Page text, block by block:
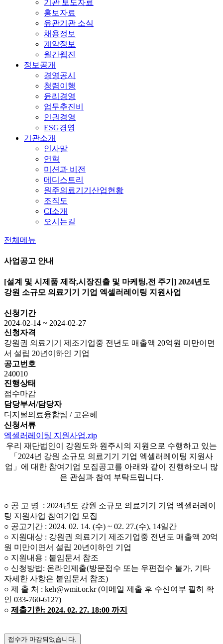
기관 보도자료
홍보자료
유관기관 소식
채용정보
계약정보
월간웹진
정보공개
경영공시
청렴이행
윤리경영
업무추진비
인권경영
ESG경영
기관소개
인사말
연혁
미션과 비전
메디스트리
원주의료기기산업현황
조직도
CI소개
오시는길
전체메뉴
사업공고 안내
[설계 및 시제품 제작,시장진출 및 마케팅,전 주기] 2024년도
강원 소규모 의료기기 기업 엑셀러레이팅 지원사업
신청기간
2024-02-14 ~ 2024-02-27
신청자격
강원권 의료기기 제조기업중 전년도 매출액 20억원 미만이면
서 설립 20년이하인 기업
공고번호
240010
진행상태
접수마감
담당부서/담당자
디지털의료융합팀 / 고은혜
신청서류
엑셀러레이팅 지원사업.zip
우리 재단법인이 강원도와 원주시의 지원으로 수행하고 있는
「2024년 강원 소규모 의료기기 기업 엑셀러레이팅 지원사
업」에 대한 참여기업 모집공고를 아래와 같이 진행하오니 많
은 관심과 참여 부탁드립니다.
○ 공 고 명 : 2024년도 강원 소규모 의료기기 기업 엑셀러레이
팅 지원사업 참여기업 모집
○ 공고기간 : 2024. 02. 14. (수) ~ 02. 27.(수), 14일간
○ 지원대상 : 강원권 의료기기 제조기업중 전년도 매출액 20억
원 미만이면서 설립 20년이하인 기업
○ 지원내용 : 붙임문서 참조
○ 신청방법: 온라인제출(방문접수 또는 우편접수 불가, 기타
자세한 사항은 붙임문서 참조)
○ 제 출 처 : keh@wmit.or.kr (이메일 제출 후 수신여부 필히 확
인 033-760-6127)
○ 제출기한: 2024. 02. 27. 18:00 까지
접수가 마감되었습니다.